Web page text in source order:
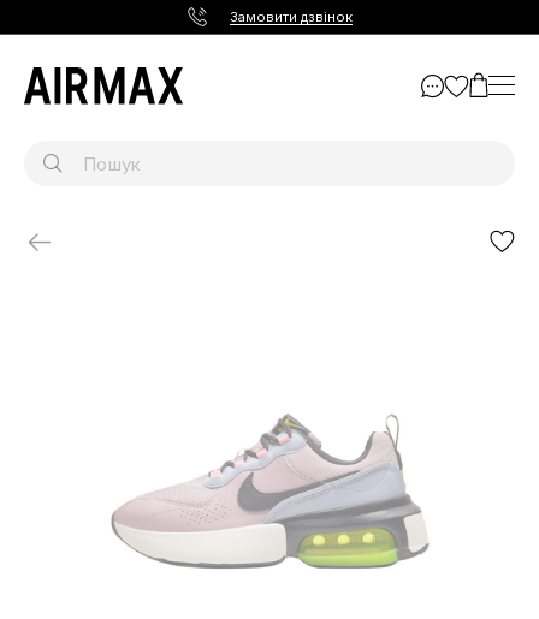
Замовити дзвінок